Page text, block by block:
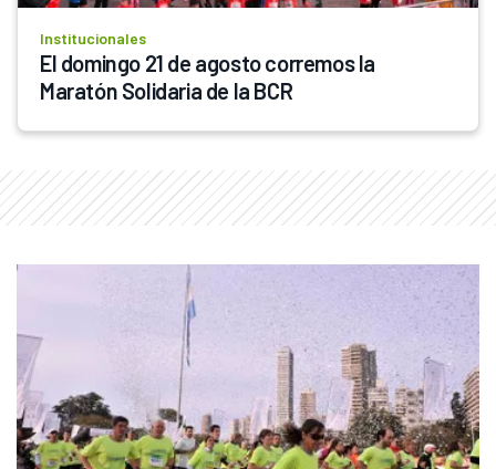
Institucionales
El domingo 21 de agosto corremos la
Maratón Solidaria de la BCR